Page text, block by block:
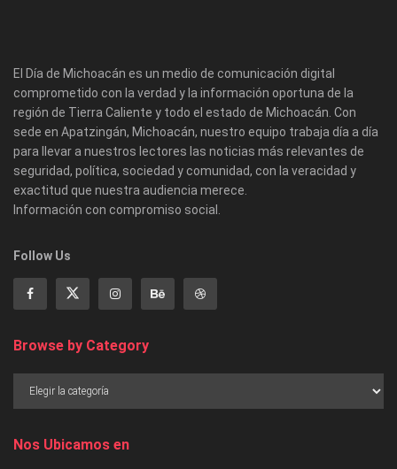
El Día de Michoacán es un medio de comunicación digital
comprometido con la verdad y la información oportuna de la
región de Tierra Caliente y todo el estado de Michoacán. Con
sede en Apatzingán, Michoacán, nuestro equipo trabaja día a día
para llevar a nuestros lectores las noticias más relevantes de
seguridad, política, sociedad y comunidad, con la veracidad y
exactitud que nuestra audiencia merece.
Información con compromiso social.
Follow Us
Browse by Category
Nos Ubicamos en